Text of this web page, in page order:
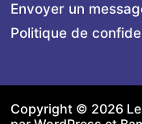
Envoyer un
Politique de
Copyright © 2026